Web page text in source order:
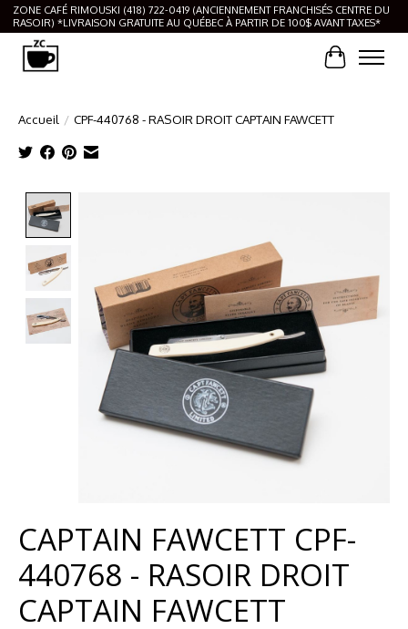
ZONE CAFÉ RIMOUSKI (418) 722-0419 (ANCIENNEMENT FRANCHISÉS CENTRE DU
RASOIR) *LIVRAISON GRATUITE AU QUÉBEC À PARTIR DE 100$ AVANT TAXES*
Panier
Accueil / CPF-440768 - RASOIR DROIT CAPTAIN FAWCETT
CAPTAIN FAWCETT CPF-
440768 - RASOIR DROIT
CAPTAIN FAWCETT